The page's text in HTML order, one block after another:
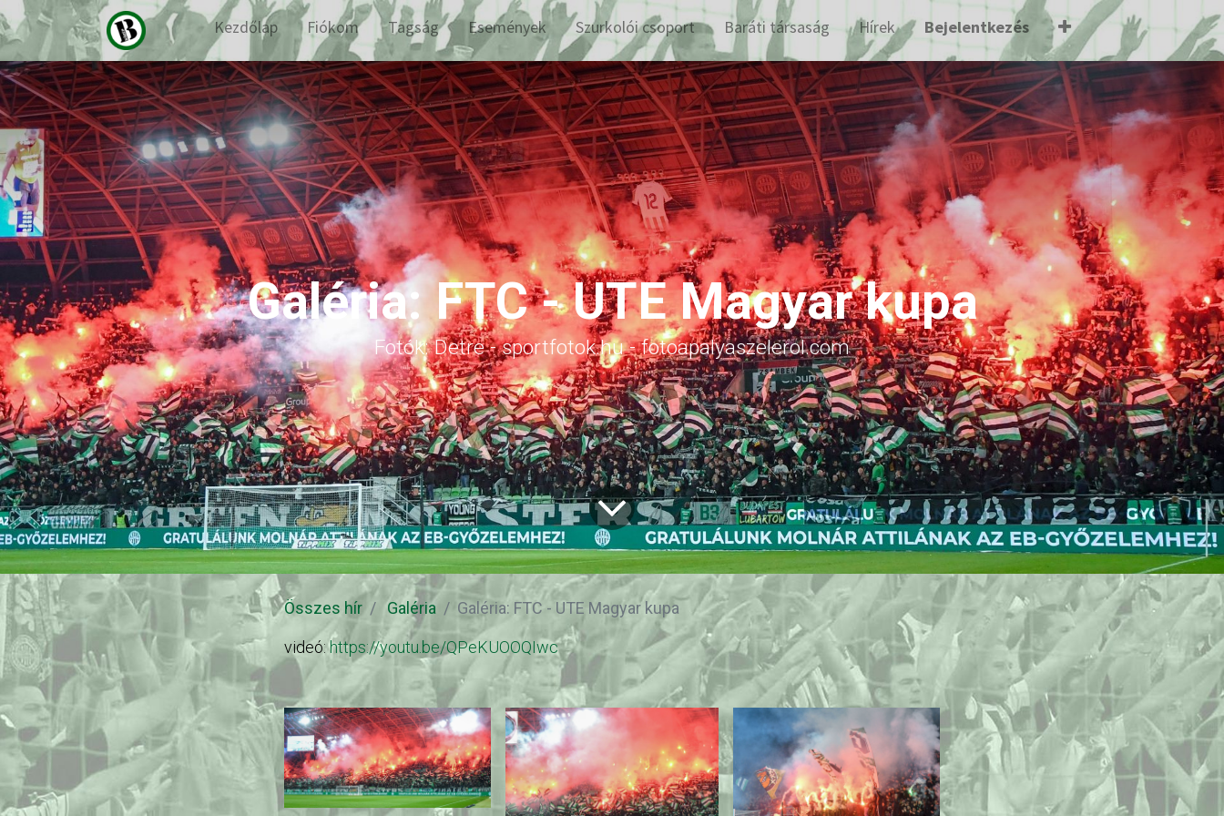
Kezdőlap Fiókom Tagság Események Szurkolói csoport Baráti társaság Hírek Bejelentkezés
Galéria: FTC - UTE Magyar kupa
Fotók: Detre - sportfotok.hu - fotoapalyaszelerol.com
Összes hír Galéria Galéria: FTC - UTE Magyar kupa
videó:https://youtu.be/QPeKUOOQIwc